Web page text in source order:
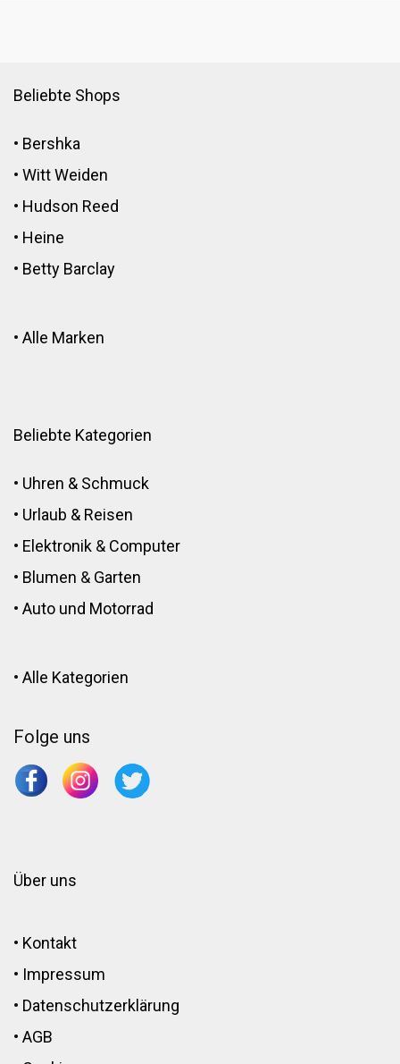
Beliebte Shops
• Bershka
• Witt Weiden
• Hudson Reed
• Heine
• Betty Barclay
• Alle Marken
Beliebte Kategorien
• Uhren & Schmuck
• Urlaub & Reisen
• Elektronik & Computer
• Blumen & Garten
• Auto und Motorrad
• Alle Kategorien
Folge uns
Über uns
• Kontakt
• Impressum
• Datenschutzerklärung
• AGB